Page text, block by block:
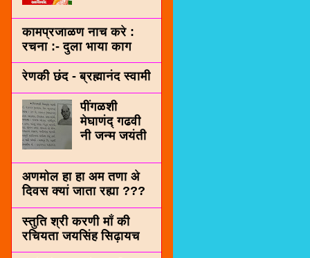
कामप्रजाळण नाच करे :
रचना :- दुला भाया काग
रेणकी छंद - ब्रह्मानंद स्वामी
पींगळशी
मेघाणंद् गढवी
नी जन्म जयंती
अणमोल हा हा अम तणा अे
दिवस क्यां जाता रह्या ???
स्तुति श्री करणी माँ की
रचियता जयसिंह सिढ़ायच